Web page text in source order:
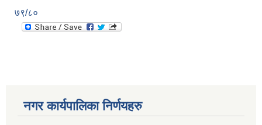
७९/८०
नगर कार्यपालिका निर्णयहरु